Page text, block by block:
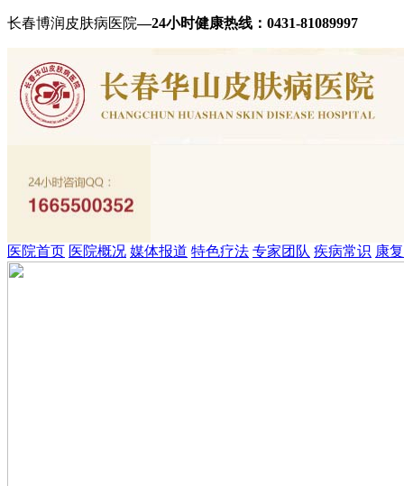
长春博润皮肤病医院—24小时健康热线： 0431-81089997
医院首页 医院概况 媒体报道 特色疗法 专家团队 疾病常识 康